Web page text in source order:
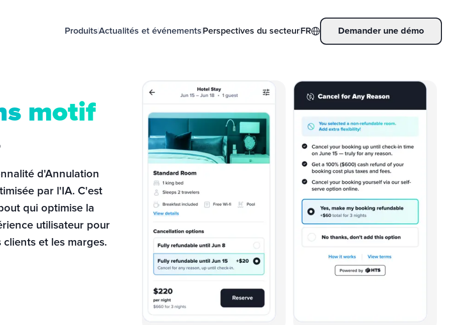
ProduitsActualités et événements Perspectives du secteur FR Demander une démo
motif
d'Annulation
par l'IA. C'est
qui optimise la
utilisateur pour
et les marges.